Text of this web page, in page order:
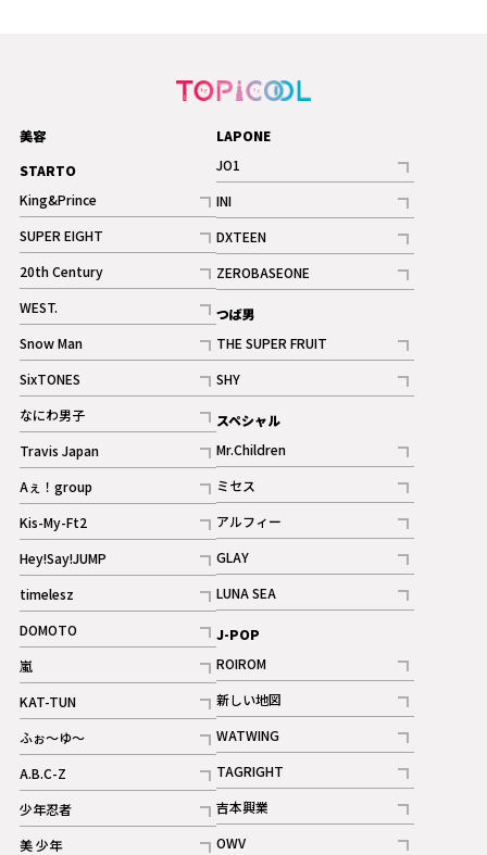
美容
STARTO
King&Prince
記事
SUPER EIGHT
記事
20th Century
記事
WEST.
記事
Snow Man
記事
ギャラリー
SixTONES
記事
ギャラリー
なにわ男子
記事
Travis Japan
記事
Aぇ！group
記事
Kis-My-Ft2
記事
ギャラリー
Hey!Say!JUMP
記事
timelesz
記事
DOMOTO
記事
嵐
記事
KAT-TUN
記事
ふぉ～ゆ～
記事
A.B.C-Z
記事
ギャラリー
少年忍者
記事
美 少年
LAPONE
JO1
記事
INI
記事
ギャラリー
DXTEEN
記事
ギャラリー
ZEROBASEONE
記事
つば男
THE SUPER FRUIT
記事
SHY
記事
スペシャル
Mr.Children
記事
ミセス
記事
アルフィー
記事
GLAY
記事
LUNA SEA
記事
J-POP
ROIROM
記事
新しい地図
記事
WATWING
記事
TAGRIGHT
記事
吉本興業
記事
OWV